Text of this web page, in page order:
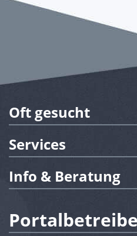
Oft gesucht
Services
Info & Beratung